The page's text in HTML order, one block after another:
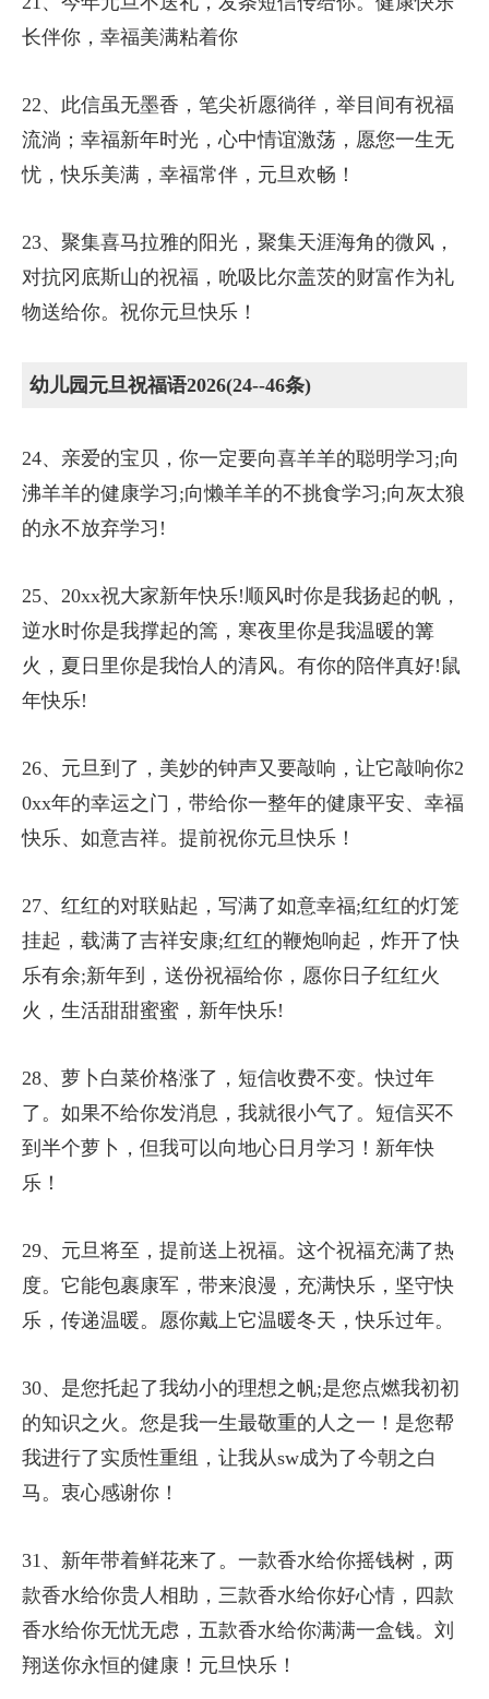
长伴你，幸福美满粘着你
22、此信虽无墨香，笔尖祈愿徜徉，举目间有祝福
流淌；幸福新年时光，心中情谊激荡，愿您一生无
忧，快乐美满，幸福常伴，元旦欢畅！
23、聚集喜马拉雅的阳光，聚集天涯海角的微风，
对抗冈底斯山的祝福，吮吸比尔盖茨的财富作为礼
物送给你。祝你元旦快乐！
幼儿园元旦祝福语2026(24--46条)
24、亲爱的宝贝，你一定要向喜羊羊的聪明学习;向
沸羊羊的健康学习;向懒羊羊的不挑食学习;向灰太狼
的永不放弃学习!
25、20xx祝大家新年快乐!顺风时你是我扬起的帆，
逆水时你是我撑起的篙，寒夜里你是我温暖的篝
火，夏日里你是我怡人的清风。有你的陪伴真好!鼠
年快乐!
26、元旦到了，美妙的钟声又要敲响，让它敲响你2
0xx年的幸运之门，带给你一整年的健康平安、幸福
快乐、如意吉祥。提前祝你元旦快乐！
27、红红的对联贴起，写满了如意幸福;红红的灯笼
挂起，载满了吉祥安康;红红的鞭炮响起，炸开了快
乐有余;新年到，送份祝福给你，愿你日子红红火
火，生活甜甜蜜蜜，新年快乐!
28、萝卜白菜价格涨了，短信收费不变。快过年
了。如果不给你发消息，我就很小气了。短信买不
到半个萝卜，但我可以向地心日月学习！新年快
乐！
29、元旦将至，提前送上祝福。这个祝福充满了热
度。它能包裹康军，带来浪漫，充满快乐，坚守快
乐，传递温暖。愿你戴上它温暖冬天，快乐过年。
30、是您托起了我幼小的理想之帆;是您点燃我初初
的知识之火。您是我一生最敬重的人之一！是您帮
我进行了实质性重组，让我从sw成为了今朝之白
马。衷心感谢你！
31、新年带着鲜花来了。一款香水给你摇钱树，两
款香水给你贵人相助，三款香水给你好心情，四款
香水给你无忧无虑，五款香水给你满满一盒钱。刘
翔送你永恒的健康！元旦快乐！